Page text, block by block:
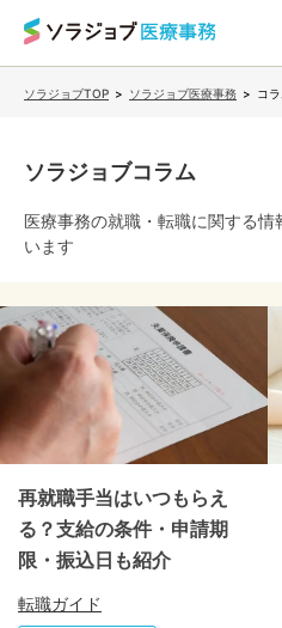
ソラジョブTOP > ソラジョブ医療事務 > コ
ソラジョブコラム
医療事務の就職・転職に関する情
います
再就職手当はいつもらえ
る？支給の条件・申請期
限・振込日も紹介
転職ガイド